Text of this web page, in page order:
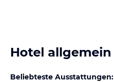
Hotel allgemein
Beliebteste Ausstattungen: